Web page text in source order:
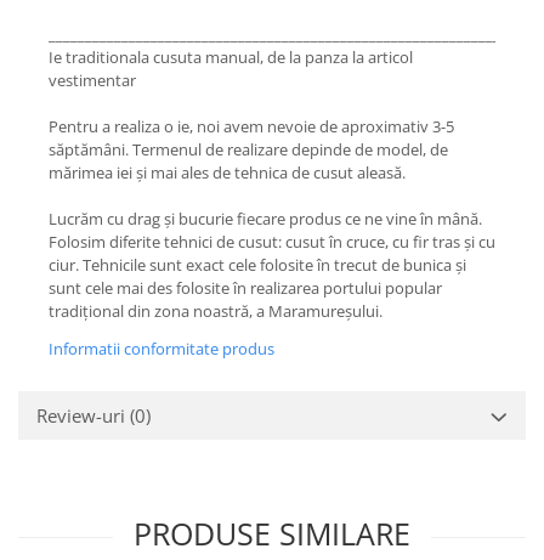
Ie traditionala cusuta manual, de la panza la articol
vestimentar
Pentru a realiza o ie, noi avem nevoie de aproximativ 3-5
săptămâni. Termenul de realizare depinde de model, de
mărimea iei și mai ales de tehnica de cusut aleasă.
Lucrăm cu drag și bucurie fiecare produs ce ne vine în mână.
Folosim diferite tehnici de cusut: cusut în cruce, cu fir tras și cu
ciur. Tehnicile sunt exact cele folosite în trecut de bunica și
sunt cele mai des folosite în realizarea portului popular
tradițional din zona noastră, a Maramureșului.
Informatii conformitate produs
Review-uri (0)
PRODUSE SIMILARE